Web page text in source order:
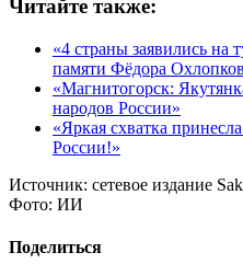
Читайте также:
«4 страны заявились на
памяти Фёдора
«Магнитогорск:
народов России»
«Яркая схватка
России!»
Источник: сетевое издание
Фото: ИИ
Поделиться